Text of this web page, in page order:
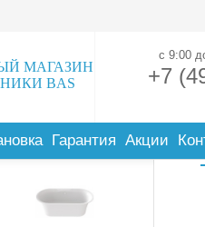
МАГАЗИН
BAS
+7
с 9:00
Гарантия Акции